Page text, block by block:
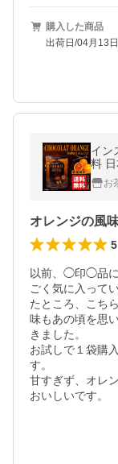
購入した商品
出荷日/04月13日
イン
料 日
ア チ
お
オレンジの風
5
以前、◯印◯品に
ごく気に入って
たところ、こち
味もあの頃を思
きました。
お試しで１袋購
す。
甘すぎず、オレ
おいしいです。